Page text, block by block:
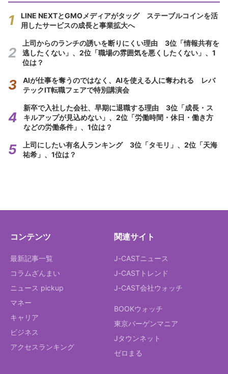
LINE NEXTとGMOメディアがタッグ ステーブルコインを活
用したサービスの成長と事業拡大へ
上司からのランチの誘いを断りにくい理由 3位「情報共有を
逃したくない」、2位「職場の雰囲気を悪くしたくない」、1
位は？
AIが仕事を奪うのではなく、AIを使える人に奪われる レバ
テックIT転職フェアで特別講演会
新卒で入社した会社、早期に退職する理由 3位「成長・ス
キルアップが見込めない」、2位「労働時間・休日・働き方
などの労働条件」、1位は？
上司にしたい有名人ランキング 3位「タモリ」、2位「天海
祐希」、1位は？
コンテンツ
最新記事一覧
コラムざんまい
ニュース pickup
マネー
キャリア
ビジネス
アクセスランキング
関連サイト
J-CASTニュース
J-CASTトレンド
J-CAST会社ウォッチ
BOOKウォッチ
東京バーゲンマニア
Jタウンネット
ゼロまる